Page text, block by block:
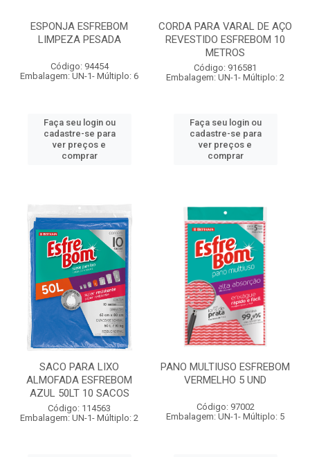
ESPONJA ESFREBOM
LIMPEZA PESADA
Código: 94454
Embalagem: UN-1- Múltiplo: 6
Faça seu login ou
cadastre-se para
ver preços e
comprar
CORDA PARA VARAL DE AÇO
REVESTIDO ESFREBOM 10
METROS
Código: 916581
Embalagem: UN-1- Múltiplo: 2
Faça seu login ou
cadastre-se para
ver preços e
comprar
SACO PARA LIXO
ALMOFADA ESFREBOM
AZUL 50LT 10 SACOS
Código: 114563
Embalagem: UN-1- Múltiplo: 2
PANO MULTIUSO ESFREBOM
VERMELHO 5 UND
Código: 97002
Embalagem: UN-1- Múltiplo: 5